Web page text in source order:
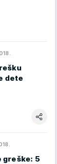
dete
greške: 5